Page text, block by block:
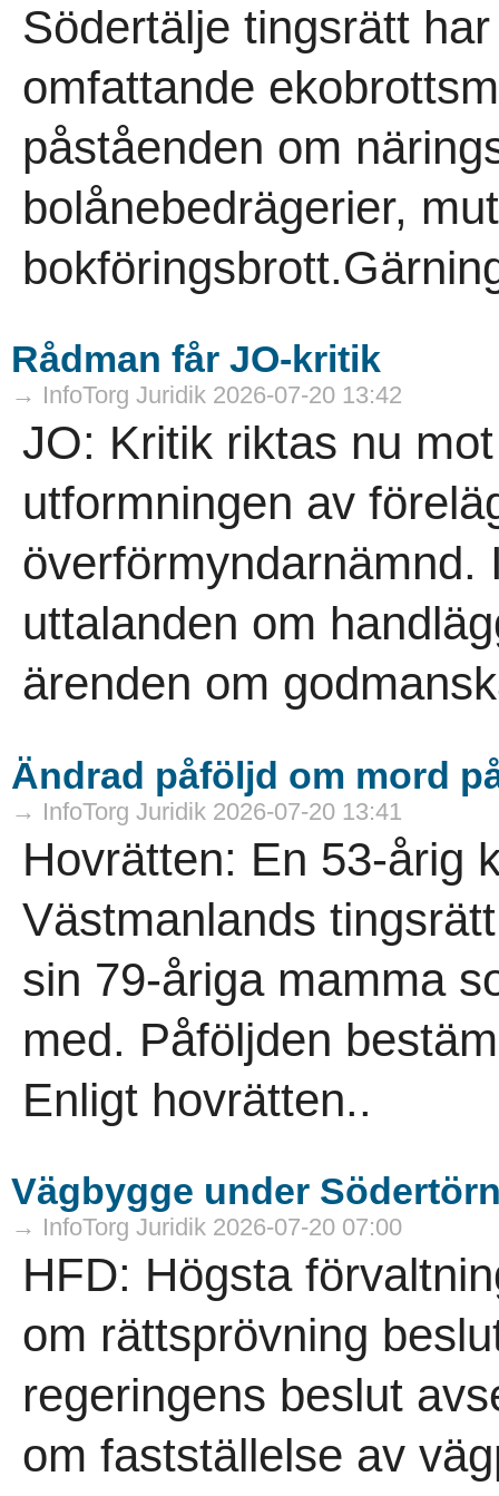
Södertälje tingsrätt
omfattande
påståenden om
bolånebedrägerier,
Rådman får JO-kritik
→ InfoTorg Juridik 2026-07-20 13:42
JO: Kritik riktas nu
utformningen av
överförmyndarnämnd.
uttalanden om
ärenden om
Ändrad påföljd om mord
→ InfoTorg Juridik 2026-07-20 13:41
Hovrätten: En 53-årig
Västmanlands
sin 79-åriga mamma
med. Påföljden
Enligt hovrätten..
Vägbygge under
→ InfoTorg Juridik 2026-07-20 07:00
HFD: Högsta
om rättsprövning
regeringens beslut
om fastställelse av